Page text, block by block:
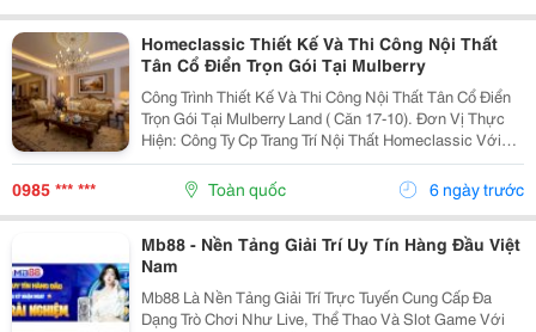
Homeclassic Thiết Kế Và Thi Công Nội Thất
Tân Cổ Điển Trọn Gói Tại Mulberry
Công Trình Thiết Kế Và Thi Công Nội Thất Tân Cổ Điển
Trọn Gói Tại Mulberry Land ( Căn 17-10). Đơn Vị Thực
Hiện: Công Ty Cp Trang Trí Nội Thất Homeclassic Với
Phong Cách Thiết Kế Nội Thất Tân Cổ Điển Sang Trọng,
Đẳng Cấp Hoàng Gia. Căn Hộ Chung Cư...
0985 *** *** Toàn quốc 6 ngày trước
Mb88 - Nền Tảng Giải Trí Uy Tín Hàng Đầu Việt
Nam
Mb88 Là Nền Tảng Giải Trí Trực Tuyến Cung Cấp Đa
Dạng Trò Chơi Như Live, Thể Thao Và Slot Game Với